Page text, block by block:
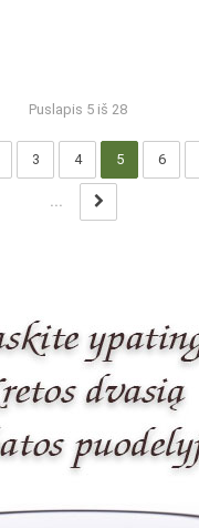
Puslapis 5 iš 28
3 4 5 6
...